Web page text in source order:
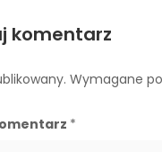
komentarz
Wymagane
*